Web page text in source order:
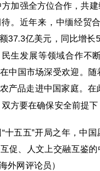
方加强全方位合作，共
。近年来，中缅经贸
37.3亿美元，同比增
生发展等领域合作不
中国市场深受欢迎。
产品走进中国家庭。
方要在确保安全前提
十五五”开局之年，中
促、人文上交融互鉴
外网评论员）